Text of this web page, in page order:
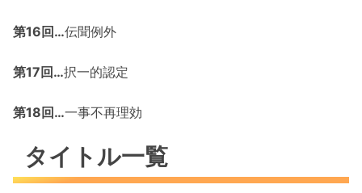
第16回…伝聞例外
第17回…択一的認定
第18回…一事不再理効
タイトル一覧